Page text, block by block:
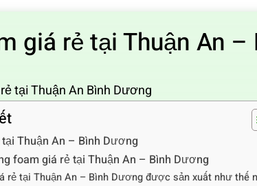
giá rẻ tại Thuận An
Thuận An – Bình Dương
foam giá rẻ tại Thuận An – Bình Dương
rẻ tại Thuận An – Bình Dương được sản xuất như thế